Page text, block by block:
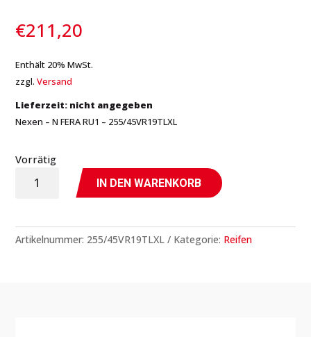
€211,20
Enthält 20% MwSt.
zzgl.Versand
Lieferzeit: nicht angegeben
Nexen – N FERA RU1 – 255/45VR19TLXL
Vorrätig
FERA
-
255/45VR19TLXL
IN DEN WARENKORB
Artikelnummer: 255/45VR19TLXL Kategorie: Reifen